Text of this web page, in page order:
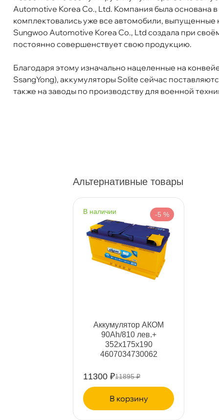
Automotive Korea Co., Ltd. Компания была основана в
комплектовались уже все автомобили,
Sungwoo Automotive Korea Co., Ltd создала при
постоянно совершенствует свою продукцию.
Благодаря этому изначально нацеленные на
SsangYong), аккумуляторы Solite сейчас
также на заводы по производству для военной
Артикул
195G51
Напряжение
12V
Полярность
Прямая (плюс слева)
Размер
503x216x217
Емкость А/ч
200
Ток холодной
прокрутки
1200A
Альтернативные товары
наличии -5 %
Аккумулятор АКОМ
90Ah/810 лев.+
352x175x190
4607034730062
11300 ₽11895 ₽
корзину
Самовывоз
10:00 – 21:00
н. Обводного канала 115
10:00 – 21:00
Сегодня, бесплатно
пр.Науки 10к1 (2 этаж)
Ленинский пр. 92 к.1
10:00 – 21:00
Сегодня, бесплатно
10:00 – 21:00
Сегодня, бесплатно